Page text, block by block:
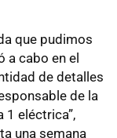
que pudimos
a cabo en el
de detalles
de la
1 eléctrica”,
una semana